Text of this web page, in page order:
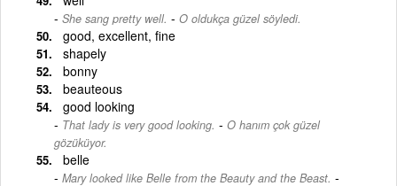
She sang pretty well. - O oldukça güzel söyledi.
good, excellent, fine
shapely
bonny
beauteous
good looking
That lady is very good looking. - O hanım çok güzel
gözüküyor.
belle
Mary looked like Belle from the Beauty and the Beast. -